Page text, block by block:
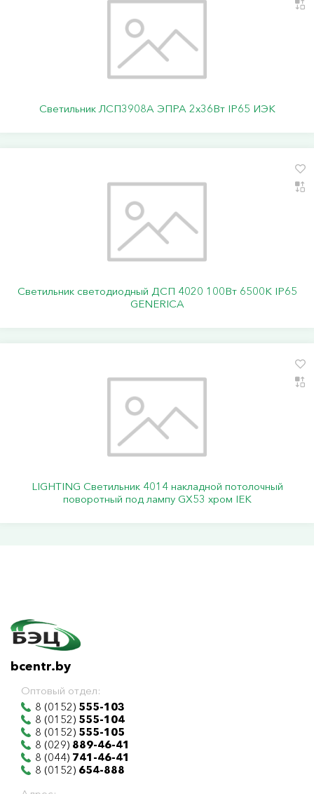
Светильник ЛСП3908A ЭПРА 2х36Вт IP65 ИЭК
Светильник светодиодный ДСП 4020 100Вт 6500К IP65
GENERICA
LIGHTING Светильник 4014 накладной потолочный
поворотный под лампу GX53 хром IEK
bcentr.by
Оптовый отдел:
8 (0152) 555-103
8 (0152) 555-104
8 (0152) 555-105
8 (029) 889-46-41
8 (044) 741-46-41
8 (0152) 654-888